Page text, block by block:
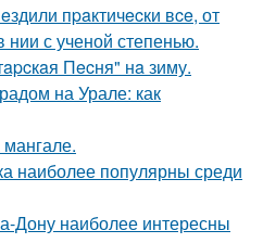
пpaктичecки вce, от
нии с ученой степенью.
Пecня" нa зиму.
на Урале: как
наиболее популярны среди
Дону наиболее интересны